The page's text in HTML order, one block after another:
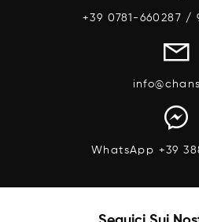
+39 0781-660287 /
WhatsApp +39